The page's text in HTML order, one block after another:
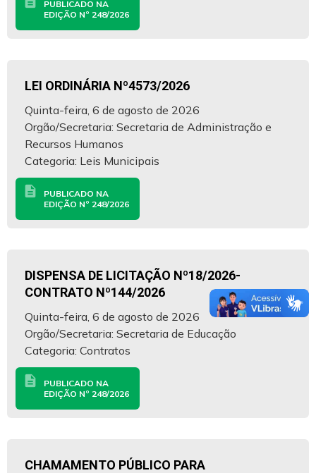
PUBLICADO NA
EDIÇÃO Nº 248/2026
LEI ORDINÁRIA Nº4573/2026
Quinta-feira, 6 de agosto de 2026
Orgão/Secretaria: Secretaria de Administração e
Recursos Humanos
Categoria: Leis Municipais
description
PUBLICADO NA
EDIÇÃO Nº 248/2026
DISPENSA DE LICITAÇÃO Nº18/2026-
CONTRATO Nº144/2026
Quinta-feira, 6 de agosto de 2026
Orgão/Secretaria: Secretaria de Educação
Categoria: Contratos
description
PUBLICADO NA
EDIÇÃO Nº 248/2026
CHAMAMENTO PÚBLICO PARA